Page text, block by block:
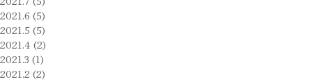
2021.6 (5)
2021.5 (5)
2021.4 (2)
2021.3 (1)
2021.2 (2)